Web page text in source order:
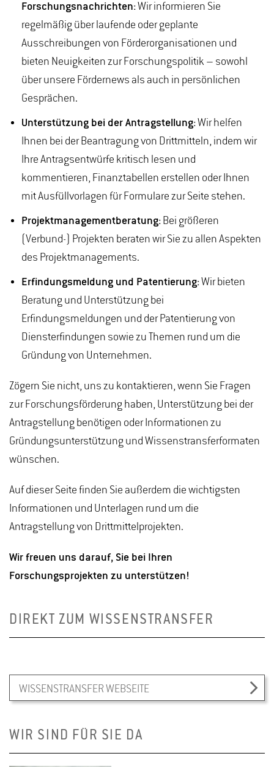
Forschungsnachrichten:Wir informieren Sie
regelmäßig über laufende oder geplante
Ausschreibungen von Förderorganisationen und
bieten Neuigkeiten zur Forschungspolitik – sowohl
über unsere Fördernews als auch in persönlichen
Gesprächen.
Unterstützung bei der Antragstellung:Wir helfen
Ihnen bei der Beantragung von Drittmitteln, indem wir
Ihre Antragsentwürfe kritisch lesen und
kommentieren, Finanztabellen erstellen oder Ihnen
mit Ausfüllvorlagen für Formulare zur Seite stehen.
Projektmanagementberatung: Bei größeren
(Verbund-) Projekten beraten wir Sie zu allen Aspekten
des Projektmanagements.
Erfindungsmeldung und Patentierung:Wir bieten
Beratung und Unterstützung bei
Erfindungsmeldungen und der Patentierung von
Diensterfindungen sowie zu Themen rund um die
Gründung von Unternehmen.
Zögern Sie nicht, uns zu kontaktieren, wenn Sie Fragen
zur Forschungsförderung haben, Unterstützung bei der
Antragstellung benötigen oder Informationen zu
Gründungsunterstützung und Wissenstransferformaten
wünschen.
Auf dieser Seite finden Sie außerdem die wichtigsten
Informationen und Unterlagen rund um die
Antragstellung von Drittmittelprojekten.
Wir freuen uns darauf, Sie bei Ihren
Forschungsprojekten zu unterstützen!
DIREKT ZUM WISSENSTRANSFER
WISSENSTRANSFER WEBSEITE
WIR SIND FÜR SIE DA